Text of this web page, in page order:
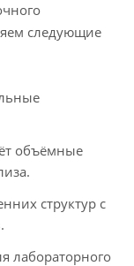
следующие
объёмные
структур с
лабораторного